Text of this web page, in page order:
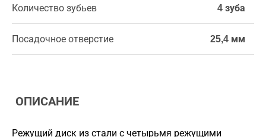
Количество зубьев 4 зуба
Посадочное отверстие 25,4 мм
ОПИСАНИЕ
Режущий диск из стали с четырьмя режущими